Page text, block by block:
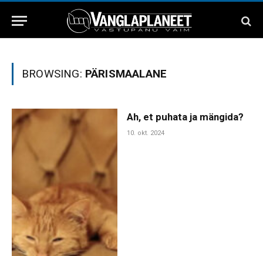
BROWSING: PÄRISMAALANE
Ah, et puhata ja mängida?
10. okt. 2024